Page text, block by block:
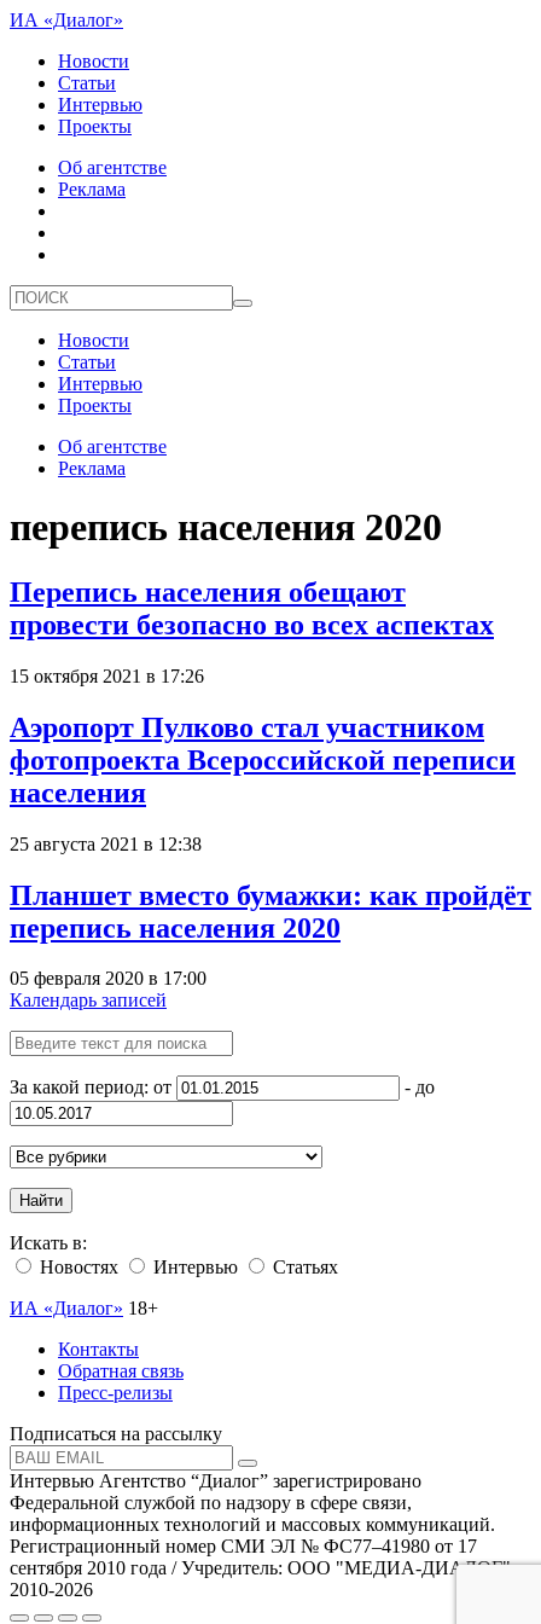
ИА «Диалог»
Новости
Статьи
Интервью
Проекты
Об агентстве
Реклама
Новости
Статьи
Интервью
Проекты
Об агентстве
Реклама
перепись населения 2020
Перепись населения обещают
провести безопасно во всех аспектах
15 октября 2021 в 17:26
Аэропорт Пулково стал участником
фотопроекта Всероссийской переписи
населения
25 августа 2021 в 12:38
Планшет вместо бумажки: как пройдёт
перепись населения 2020
05 февраля 2020 в 17:00
Календарь записей
За какой период: от - до
Найти
Искать в:
Новостях
Интервью
Статьях
ИА «Диалог» 18+
Контакты
Обратная связь
Пресс-релизы
Подписаться на рассылку
Интервью Агентство “Диалог” зарегистрировано
Федеральной службой по надзору в сфере связи,
информационных технологий и массовых коммуникаций.
Регистрационный номер СМИ ЭЛ № ФС77–41980 от 17
сентября 2010 года / Учредитель: ООО "МЕДИА-ДИАЛОГ"
2010-2026